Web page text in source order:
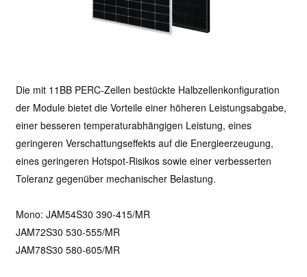
Die mit 11BB PERC-Zellen bestückte Halbzellenkonfiguration
der Module bietet die Vorteile einer höheren Leistungsabgabe,
einer besseren temperaturabhängigen Leistung, eines
geringeren Verschattungseffekts auf die Energieerzeugung,
eines geringeren Hotspot-Risikos sowie einer verbesserten
Toleranz gegenüber mechanischer Belastung.
Mono: JAM54S30 390-415/MR
JAM72S30 530-555/MR
JAM78S30 580-605/MR